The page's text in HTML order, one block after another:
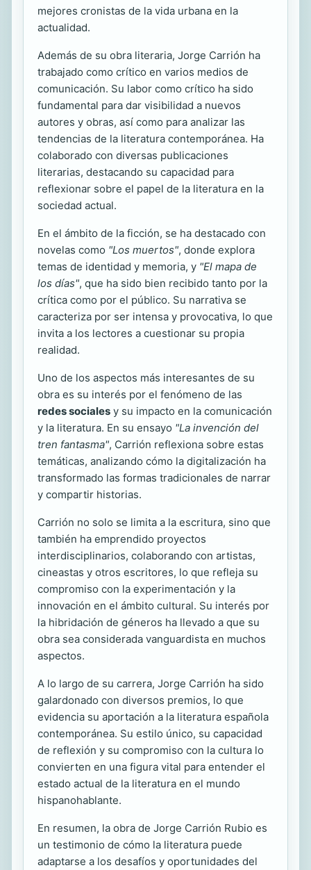
mejores cronistas de la vida urbana en la
actualidad.
Además de su obra literaria, Jorge Carrión ha
trabajado como crítico en varios medios de
comunicación. Su labor como crítico ha sido
fundamental para dar visibilidad a nuevos
autores y obras, así como para analizar las
tendencias de la literatura contemporánea. Ha
colaborado con diversas publicaciones
literarias, destacando su capacidad para
reflexionar sobre el papel de la literatura en la
sociedad actual.
En el ámbito de la ficción, se ha destacado con
novelas como "Los muertos", donde explora
temas de identidad y memoria, y "El mapa de
los días", que ha sido bien recibido tanto por la
crítica como por el público. Su narrativa se
caracteriza por ser intensa y provocativa, lo que
invita a los lectores a cuestionar su propia
realidad.
Uno de los aspectos más interesantes de su
obra es su interés por el fenómeno de las
redes sociales y su impacto en la comunicación
y la literatura. En su ensayo "La invención del
tren fantasma", Carrión reflexiona sobre estas
temáticas, analizando cómo la digitalización ha
transformado las formas tradicionales de narrar
y compartir historias.
Carrión no solo se limita a la escritura, sino que
también ha emprendido proyectos
interdisciplinarios, colaborando con artistas,
cineastas y otros escritores, lo que refleja su
compromiso con la experimentación y la
innovación en el ámbito cultural. Su interés por
la hibridación de géneros ha llevado a que su
obra sea considerada vanguardista en muchos
aspectos.
A lo largo de su carrera, Jorge Carrión ha sido
galardonado con diversos premios, lo que
evidencia su aportación a la literatura española
contemporánea. Su estilo único, su capacidad
de reflexión y su compromiso con la cultura lo
convierten en una figura vital para entender el
estado actual de la literatura en el mundo
hispanohablante.
En resumen, la obra de Jorge Carrión Rubio es
un testimonio de cómo la literatura puede
adaptarse a los desafíos y oportunidades del